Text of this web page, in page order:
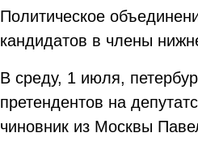
Политическое
кандидатов в члены
В среду, 1 июля,
претендентов на
чиновник из Москвы